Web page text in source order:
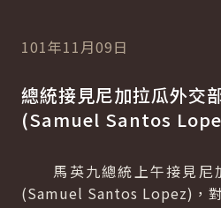
101年11月09日
總統接見尼加拉瓜外交
(Samuel Santos
馬英九總統上午接見尼
(Samuel Santos Lopez)，